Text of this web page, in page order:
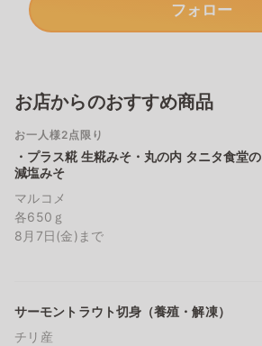
フォロー
お店からのおすすめ商品
お一人様2点限り
・プラス糀 生糀みそ・丸の内 タニタ食堂の
減塩みそ
マルコメ
各650ｇ
8月7日(金)まで
サーモントラウト切身（養殖・解凍）
チリ産